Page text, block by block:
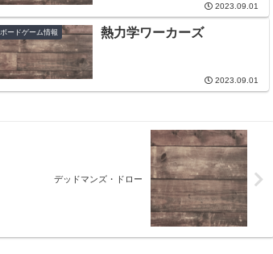
2023.09.01
ボードゲーム情報 熱力学ワーカーズ
2023.09.01
デッドマンズ・ドロー